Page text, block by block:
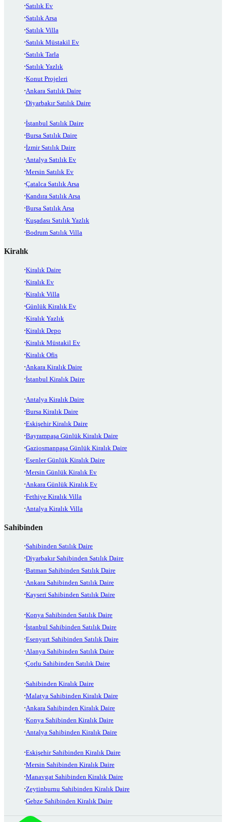
Satılık Ev
Satılık Arsa
Satılık Villa
Satılık Müstakil Ev
Satılık Tarla
Satılık Yazlık
Konut Projeleri
Ankara Satılık Daire
Diyarbakır Satılık Daire
İstanbul Satılık Daire
Bursa Satılık Daire
İzmir Satılık Daire
Antalya Satılık Ev
Mersin Satılık Ev
Çatalca Satılık Arsa
Kandıra Satılık Arsa
Bursa Satılık Arsa
Kuşadası Satılık Yazlık
Bodrum Satılık Villa
Kiralık
Kiralık Daire
Kiralık Ev
Kiralık Villa
Günlük Kiralık Ev
Kiralık Yazlık
Kiralık Depo
Kiralık Müstakil Ev
Kiralık Ofis
Ankara Kiralık Daire
İstanbul Kiralık Daire
Antalya Kiralık Daire
Bursa Kiralık Daire
Eskişehir Kiralık Daire
Bayrampaşa Günlük Kiralık Daire
Gaziosmanpaşa Günlük Kiralık Daire
Esenler Günlük Kiralık Daire
Mersin Günlük Kiralık Ev
Ankara Günlük Kiralık Ev
Fethiye Kiralık Villa
Antalya Kiralık Villa
Sahibinden
Sahibinden Satılık Daire
Diyarbakır Sahibinden Satılık Daire
Batman Sahibinden Satılık Daire
Ankara Sahibinden Satılık Daire
Kayseri Sahibinden Satılık Daire
Konya Sahibinden Satılık Daire
İstanbul Sahibinden Satılık Daire
Esenyurt Sahibinden Satılık Daire
Alanya Sahibinden Satılık Daire
Çorlu Sahibinden Satılık Daire
Sahibinden Kiralık Daire
Malatya Sahibinden Kiralık Daire
Ankara Sahibinden Kiralık Daire
Konya Sahibinden Kiralık Daire
Antalya Sahibinden Kiralık Daire
Eskişehir Sahibinden Kiralık Daire
Mersin Sahibinden Kiralık Daire
Manavgat Sahibinden Kiralık Daire
Zeytinburnu Sahibinden Kiralık Daire
Gebze Sahibinden Kiralık Daire